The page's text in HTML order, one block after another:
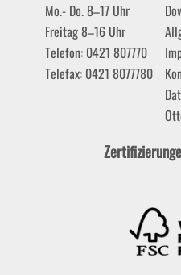
Mo.- Do. 8–17 Uhr
Freitag 8–16 Uhr
Telefon: 0421 807770
Telefax: 0421 8077780